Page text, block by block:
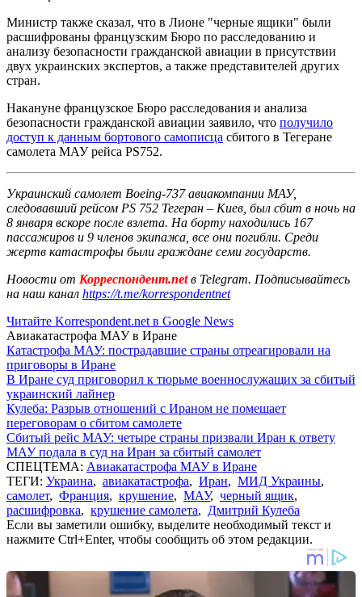
Министр также сказал, что в Лионе "черные ящики" были
расшифрованы французским Бюро по расследованию и
анализу безопасности гражданской авиации в присутствии
двух украинских экспертов, а также представителей других
стран.
Накануне французское Бюро расследования и анализа
безопасности гражданской авиации заявило, что получило
доступ к данным бортового самописца сбитого в Тегеране
самолета МАУ рейса PS752.
Украинский самолет Boeing-737 авиакомпании МАУ,
следовавший рейсом PS 752 Тегеран – Киев, был сбит в ночь на
8 января вскоре после взлета. На борту находились 167
пассажиров и 9 членов экипажа, все они погибли. Среди
жертв катастрофы были граждане семи государств.
Новости от Корреспондент.netв Telegram. Подписывайтесь
на наш канал https://t.me/korrespondentnet
Читайте Korrespondent.net в Google News
Авиакатастрофа МАУ в Иране
Катастрофа МАУ: пострадавшие страны отреагировали на
приговоры в Иране
В Иране суд приговорил к тюрьме военнослужащих за сбитый
украинский лайнер
Кулеба: Разрыв отношений с Ираном не помешает
переговорам о сбитом самолете
Сбитый рейс МАУ: четыре страны призвали Иран к ответу
МАУ подала в суд на Иран за сбитый самолет
СПЕЦТЕМА: Авиакатастрофа МАУ в Иране
ТЕГИ: Украина, авиакатастрофа, Иран, МИД Украины,
самолет, Франция, крушение, МАУ, черный ящик,
расшифровка, крушение самолета, Дмитрий Кулеба
Если вы заметили ошибку, выделите необходимый текст и
нажмите Ctrl+Enter, чтобы сообщить об этом редакции.